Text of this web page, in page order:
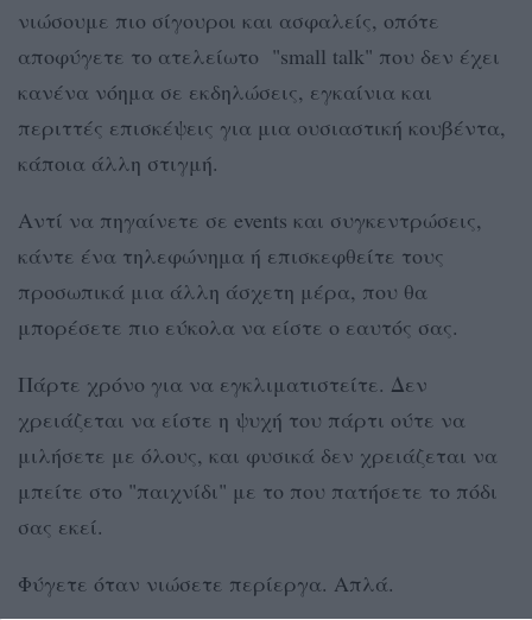
νιώσουμε πιο σίγουροι και ασφαλείς, οπότε
αποφύγετε το ατελείωτο "small talk" που δεν έχει
κανένα νόημα σε εκδηλώσεις, εγκαίνια και
περιττές επισκέψεις για μια ουσιαστική κουβέντα,
κάποια άλλη στιγμή.
Αντί να πηγαίνετε σε events και συγκεντρώσεις,
κάντε ένα τηλεφώνημα ή επισκεφθείτε τους
προσωπικά μια άλλη άσχετη μέρα, που θα
μπορέσετε πιο εύκολα να είστε ο εαυτός σας.
Πάρτε χρόνο για να εγκλιματιστείτε. Δεν
χρειάζεται να είστε η ψυχή του πάρτι ούτε να
μιλήσετε με όλους, και φυσικά δεν χρειάζεται να
μπείτε στο "παιχνίδι" με το που πατήσετε το πόδι
σας εκεί.
Φύγετε όταν νιώσετε περίεργα. Απλά.